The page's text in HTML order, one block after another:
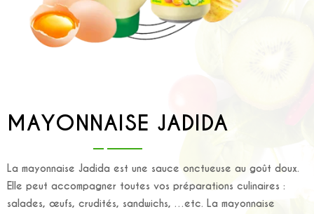
MAYONNAISE JADIDA
La mayonnaise Jadida est une sauce onctueuse au goût doux.
Elle peut accompagner toutes vos préparations culinaires :
salades, œufs, crudités, sandwichs, …etc. La mayonnaise